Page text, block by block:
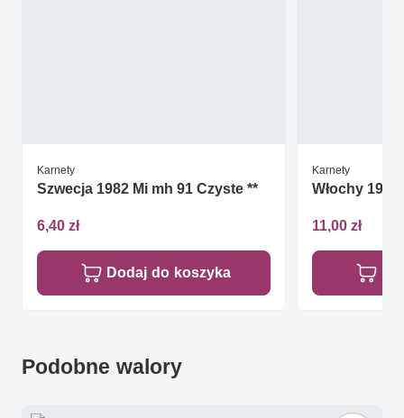
Karnety
Szwecja 1982 Mi mh 91 Czyste **
6,40 zł
Dodaj do koszyka
Karnety
Włochy
11,00 zł
Podobne walory